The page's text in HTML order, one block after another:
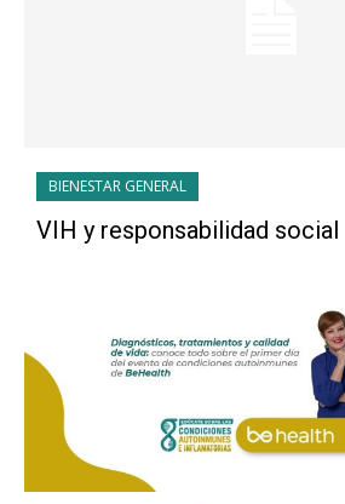
BIENESTAR GENERAL
VIH y responsabilidad social